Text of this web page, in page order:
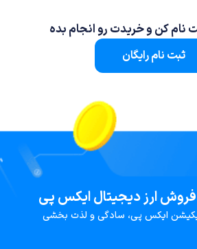
نام کن و خریدت رو انجام بده
ثبت نام رایگان
فروش ارز دیجیتال ایکس پی
ایکس پی، سادگی و لذت بخشی